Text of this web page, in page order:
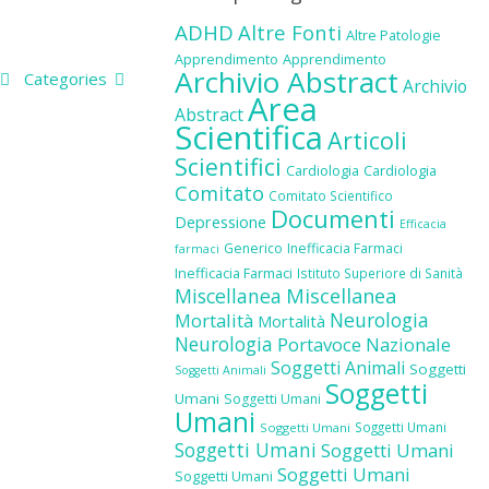
Categories
ADHD Altre Fonti Altre Patologie
Apprendimento Apprendimento
Archivio Abstract Archivio
AbstractArea
Scientifica Articoli
Scientifici Cardiologia Cardiologia
Comitato Comitato Scientifico
Depressione Documenti Efficacia
farmaci Generico Inefficacia Farmaci
Inefficacia Farmaci Istituto Superiore di Sanità
Miscellanea Miscellanea
Mortalità Mortalità Neurologia
Neurologia Portavoce Nazionale
Soggetti Animali Soggetti Animali Soggetti
Umani Soggetti Umani Soggetti
Umani Soggetti Umani Soggetti Umani
Soggetti Umani Soggetti Umani
Soggetti Umani Soggetti Umani